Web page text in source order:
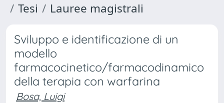
Tesi
Lauree magistrali
Sviluppo e identificazione di un
modello
farmacocinetico/farmacodinamico
della terapia con warfarina
Bosa, Luigi